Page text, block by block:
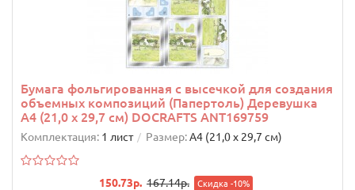
Бумага фольгированная с высечкой для создания
объемных композиций (Папертоль) Деревушка
А4 (21,0 х 29,7 см) DOCRAFTS ANT169759
Комплектация: 1 лист Размер:А4 (21,0 х 29,7 см)
150.73р. 167.14р. Скидка -10%